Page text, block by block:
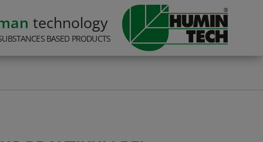
technology
BASED PRODUCTS